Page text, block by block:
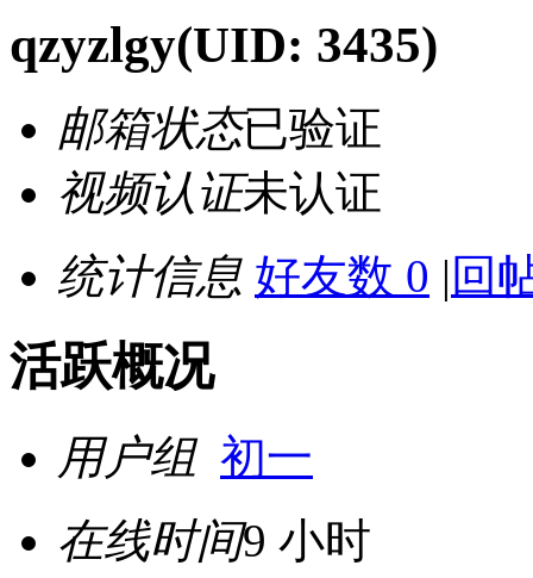
qzyzlgy(UID: 3435)
邮箱状态已验证
视频认证未认证
统计信息 好友数 0 | 回
活跃概况
用户组 初一
在线时间9 小时